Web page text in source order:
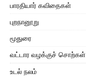
பாரதியார் கவிதைகள்
புறநானூறு
மூதுரை
வட்டார வழக்குச் சொற்கள்
உடல் நலம்